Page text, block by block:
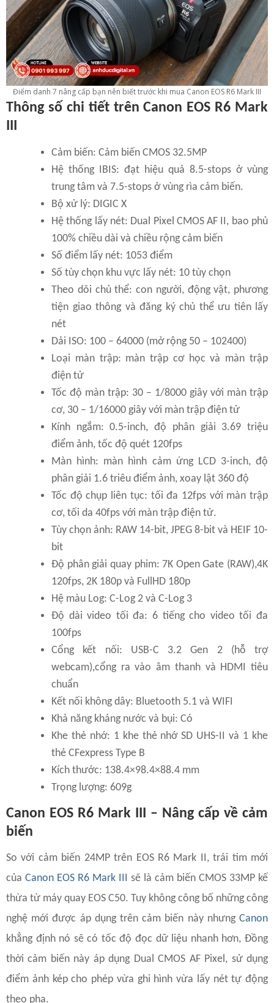
Điểm danh 7 nâng cấp bạn nên biết trước khi mua Canon EOS R6 Mark III
Thông số chi tiết trên Canon EOS R6 Mark
III
Cảm biến: Cảm biến CMOS 32.5MP
Hệ thống IBIS: đạt hiệu quả 8.5-stops ở vùng
trung tâm và 7.5-stops ở vùng rìa cảm biến.
Bộ xử lý: DIGIC X
Hệ thống lấy nét: Dual Pixel CMOS AF II, bao phủ
100% chiều dài và chiều rộng cảm biến
Số điểm lấy nét: 1053 điểm
Số tùy chọn khu vực lấy nét: 10 tùy chọn
Theo dõi chủ thể: con người, động vật, phương
tiện giao thông và đăng ký chủ thể ưu tiên lấy
nét
Dải ISO: 100 – 64000 (mở rộng 50 – 102400)
Loại màn trập: màn trập cơ học và màn trập
điện tử
Tốc độ màn trập: 30 – 1/8000 giây với màn trập
cơ, 30 – 1/16000 giây với màn trập điện tử
Kính ngắm: 0.5-inch, độ phân giải 3.69 triệu
điểm ảnh, tốc độ quét 120fps
Màn hình: màn hình cảm ứng LCD 3-inch, độ
phân giải 1.6 triêu điểm ảnh, xoay lật 360 độ
Tốc độ chụp liên tục: tối đa 12fps với màn trập
cơ, tối da 40fps với màn trập điện tử.
Tùy chọn ảnh: RAW 14-bit, JPEG 8-bit và HEIF 10-
bit
Độ phân giải quay phim: 7K Open Gate (RAW),4K
120fps, 2K 180p và FullHD 180p
Hệ màu Log: C-Log 2 và C-Log 3
Độ dài video tối đa: 6 tiếng cho video tối đa
100fps
Cổng kết nối: USB-C 3.2 Gen 2 (hỗ trợ
webcam),cổng ra vào âm thanh và HDMI tiêu
chuẩn
Kết nối không dây: Bluetooth 5.1 và WIFI
Khả năng kháng nước và bụi: Có
Khe thẻ nhớ: 1 khe thẻ nhớ SD UHS-II và 1 khe
thẻ CFexpress Type B
Kích thước: 138.4×98.4×88.4 mm
Trọng lượng: 609g
Canon EOS R6 Mark III – Nâng cấp về cảm
biến
So với cảm biến 24MP trên EOS R6 Mark II, trái tim mới
của Canon EOS R6 Mark III sẽ là cảm biến CMOS 33MP kế
thừa từ máy quay EOS C50. Tuy không công bố những công
nghệ mới được áp dụng trên cảm biến này nhưng Canon
khẳng định nó sẽ có tốc độ đọc dữ liệu nhanh hơn, Đồng
thời cảm biến này áp dụng Dual CMOS AF Pixel, sử dụng
điểm ảnh kép cho phép vừa ghi hình vừa lấy nét tự động
theo pha.